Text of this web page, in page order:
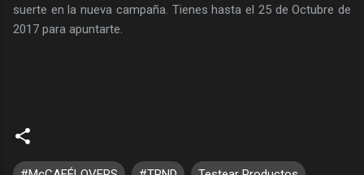
suerte en la nueva campaña. Tienes hasta el 25 de Octubre de
2017 para apuntarte.